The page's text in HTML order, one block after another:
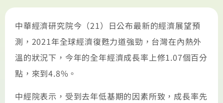
中華經濟研究院今（21）日公布最新的經濟展望預
測，2021年全球經濟復甦力道強勁，台灣在內熱外
溫的狀況下，今年的全年經濟成長率上修1.07個百分
點，來到4.8%。
中經院表示，受到去年低基期的因素所致，成長率先